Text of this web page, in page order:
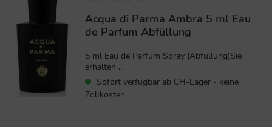
Acqua di Parma Ambra 5 ml Eau
de Parfum Abfüllung
5 ml Eau de Parfum Spray (Abfüllung)Sie
erhalten ...
Sofort verfügbar ab CH-Lager - keine
Zollkosten